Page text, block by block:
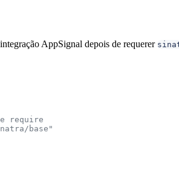
AppSignal depois de requerer
require
base"